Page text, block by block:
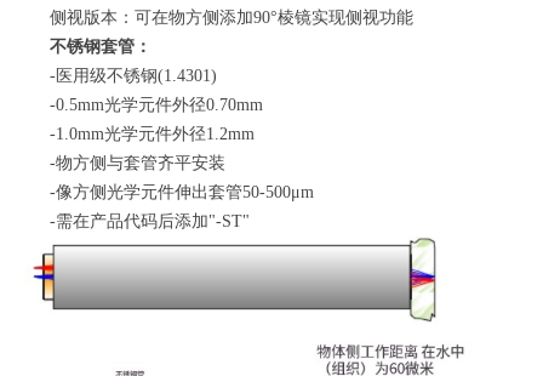
侧视版本：可在物方侧添加90°棱镜实现侧视功能
不锈钢套管：
-医用级不锈钢(1.4301)
-0.5mm光学元件外径0.70mm
-1.0mm光学元件外径1.2mm
-物方侧与套管齐平安装
-像方侧光学元件伸出套管50-500μm
-需在产品代码后添加"-ST"